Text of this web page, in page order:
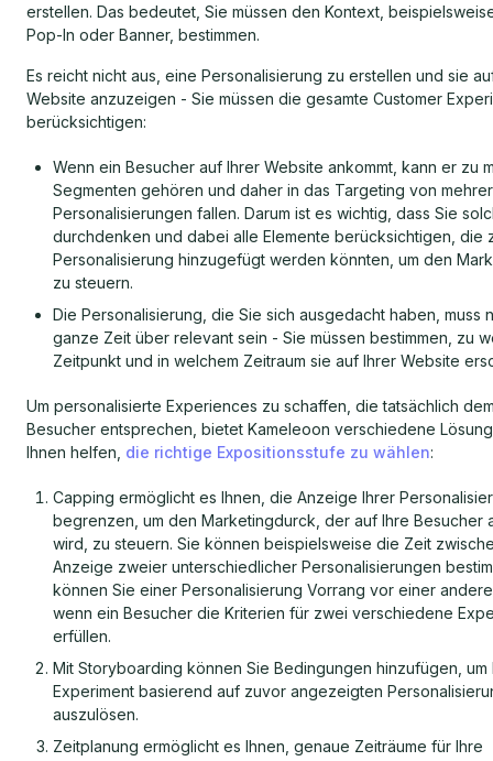
erstellen. Das bedeutet, Sie müssen den Kontext,
Pop-In oder Banner, bestimmen.
Es reicht nicht aus, eine Personalisierung zu erstellen und sie
Website anzuzeigen - Sie müssen die gesamte Customer
berücksichtigen:
Wenn ein Besucher auf Ihrer Website ankommt, kann er zu
Segmenten gehören und daher in das Targeting von
Personalisierungen fallen. Darum ist es wichtig, dass Sie
durchdenken und dabei alle Elemente berücksichtigen, die
Personalisierung hinzugefügt werden könnten, um den
zu steuern.
Die Personalisierung, die Sie sich ausgedacht haben, muss
ganze Zeit über relevant sein - Sie müssen bestimmen, zu
Zeitpunkt und in welchem Zeitraum sie auf Ihrer Website
Um personalisierte Experiences zu schaffen, die tatsächlich
Besucher entsprechen, bietet Kameleoon verschiedene
Ihnen helfen, die richtige Expositionsstufe zu wählen:
Capping ermöglicht es Ihnen, die Anzeige Ihrer
begrenzen, um den Marketingdurck, der auf Ihre Besucher
wird, zu steuern. Sie können beispielsweise die Zeit
Anzeige zweier unterschiedlicher Personalisierungen
können Sie einer Personalisierung Vorrang vor einer
wenn ein Besucher die Kriterien für zwei verschiedene
erfüllen.
Mit Storyboarding können Sie Bedingungen hinzufügen, um
Experiment basierend auf zuvor angezeigten
auszulösen.
Zeitplanung ermöglicht es Ihnen, genaue Zeiträume für Ihre